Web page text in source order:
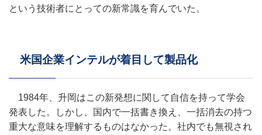
という技術者にとっての新常識を育んでいた。
米国企業インテルが着目して製品化
1984年、升岡はこの新発想に関して自信を持って学会
発表した。しかし、国内で一括書き換え、一括消去の持つ
重大な意味を理解するものはなかった。社内でも無視され